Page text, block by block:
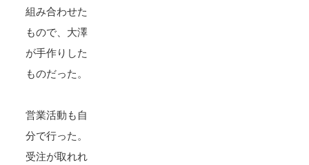
組み合わせた
もので、大澤
が手作りした
ものだった。
営業活動も自
分で行った。
受注が取れれ